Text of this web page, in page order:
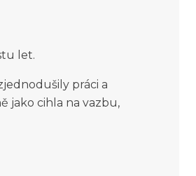
let.
práci a
jako cihla na vazbu,